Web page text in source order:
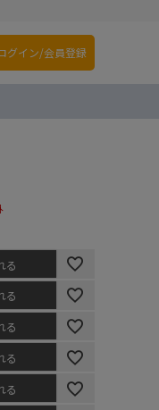
グイン/会員登録
る
る
る
る
る